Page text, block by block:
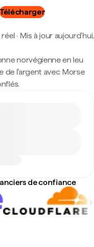
réel · Mis à jour aujourd’hui,
norvégienne en leu
de l'argent avec Morse
de confiance